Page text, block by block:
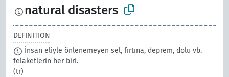
natural disasters
DEFINITION
İnsan eliyle önlenemeyen sel, fırtına, deprem, dolu vb.
felaketlerin her biri.
(tr)